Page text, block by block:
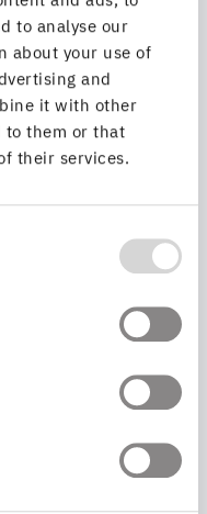
to analyse our
about your use of
and
it with other
to them or that
their services.
Software Inc.